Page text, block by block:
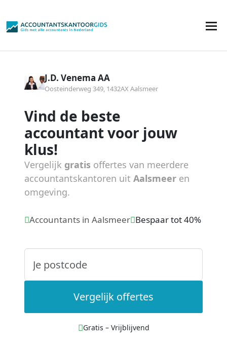
J.D. Venema AA
Oosteinderweg 349, 1432AX Aalsmeer
Vind de beste
accountant voor jouw
klus!
Vergelijk gratis offertes van meerdere
accountantskantoren uit Aalsmeer en
omgeving.
Accountants in Aalsmeer Bespaar tot 40%
Vergelijk offertes
Gratis – Vrijblijvend